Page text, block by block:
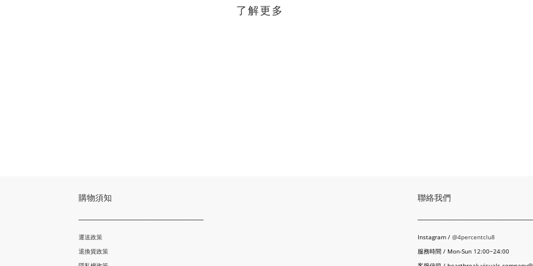
了解更多
購物須知
運送政策
退換貨政策
聯絡我們
Instagram / @4percentclu8
服務時間 / Mon-Sun 12:00~24:00